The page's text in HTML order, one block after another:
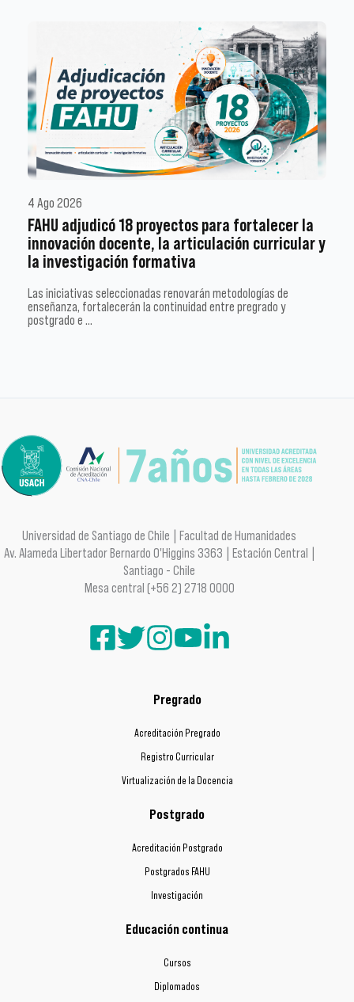
4 Ago 2026
FAHU adjudicó 18 proyectos para fortalecer la
innovación docente, la articulación curricular y
la investigación formativa
Las iniciativas seleccionadas renovarán metodologías de
enseñanza, fortalecerán la continuidad entre pregrado y
postgrado e …
Universidad de Santiago de Chile | Facultad de Humanidades
Av. Alameda Libertador Bernardo O'Higgins 3363 | Estación Central |
Santiago - Chile
Mesa central (+56 2) 2718 0000
Pregrado
Acreditación Pregrado
Registro Curricular
Virtualización de la Docencia
Postgrado
Acreditación Postgrado
Postgrados FAHU
Investigación
Educación continua
Cursos
Diplomados